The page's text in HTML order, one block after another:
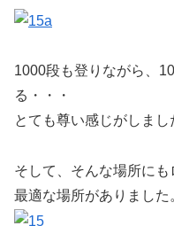
1000段も登りながら、
る・・・
とても尊い感じがしまし
そして、そんな場所に
最適な場所がありました